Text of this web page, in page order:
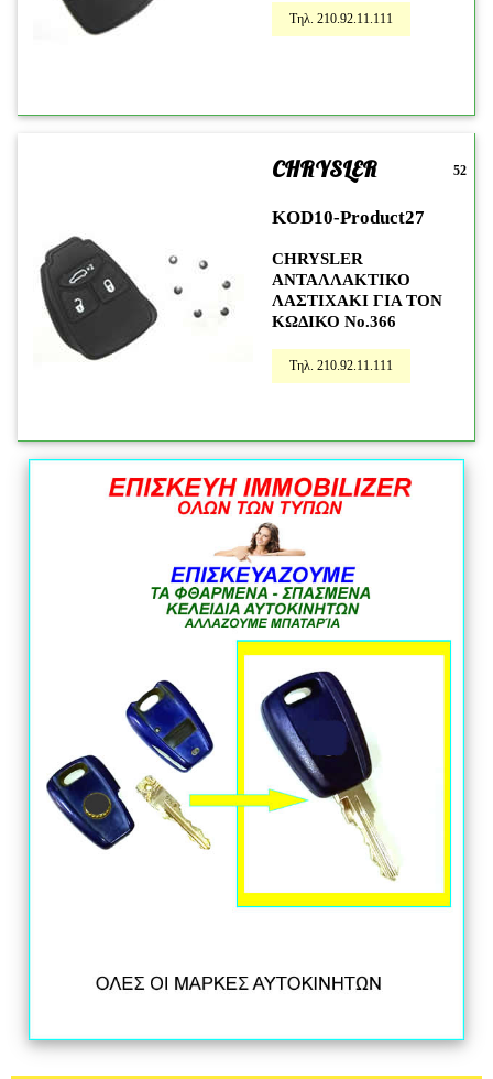
Τηλ. 210.92.11.111
CHRYSLER
KOD10-Product27
CHRYSLER
ΑΝΤΑΛΛΑΚΤΙΚΟ
ΛΑΣΤΙΧΑΚΙ ΓΙΑ ΤΟΝ
ΚΩΔΙΚΟ Νο.366
Τηλ. 210.92.11.111
52